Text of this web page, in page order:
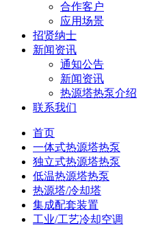
合作客户
应用场景
招贤纳士
新闻资讯
通知公告
新闻资讯
热源塔热泵介绍
联系我们
首页
一体式热源塔热泵
独立式热源塔热泵
低温热源塔热泵
热源塔/冷却塔
集成配套装置
工业/工艺冷却空调